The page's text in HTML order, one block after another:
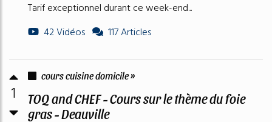
Tarif exceptionnel durant ce week-end...
42 Vidéos
117 Articles
1
cours cuisine domicile »
TOQ and CHEF - Cours sur le thème du foie
gras - Deauville